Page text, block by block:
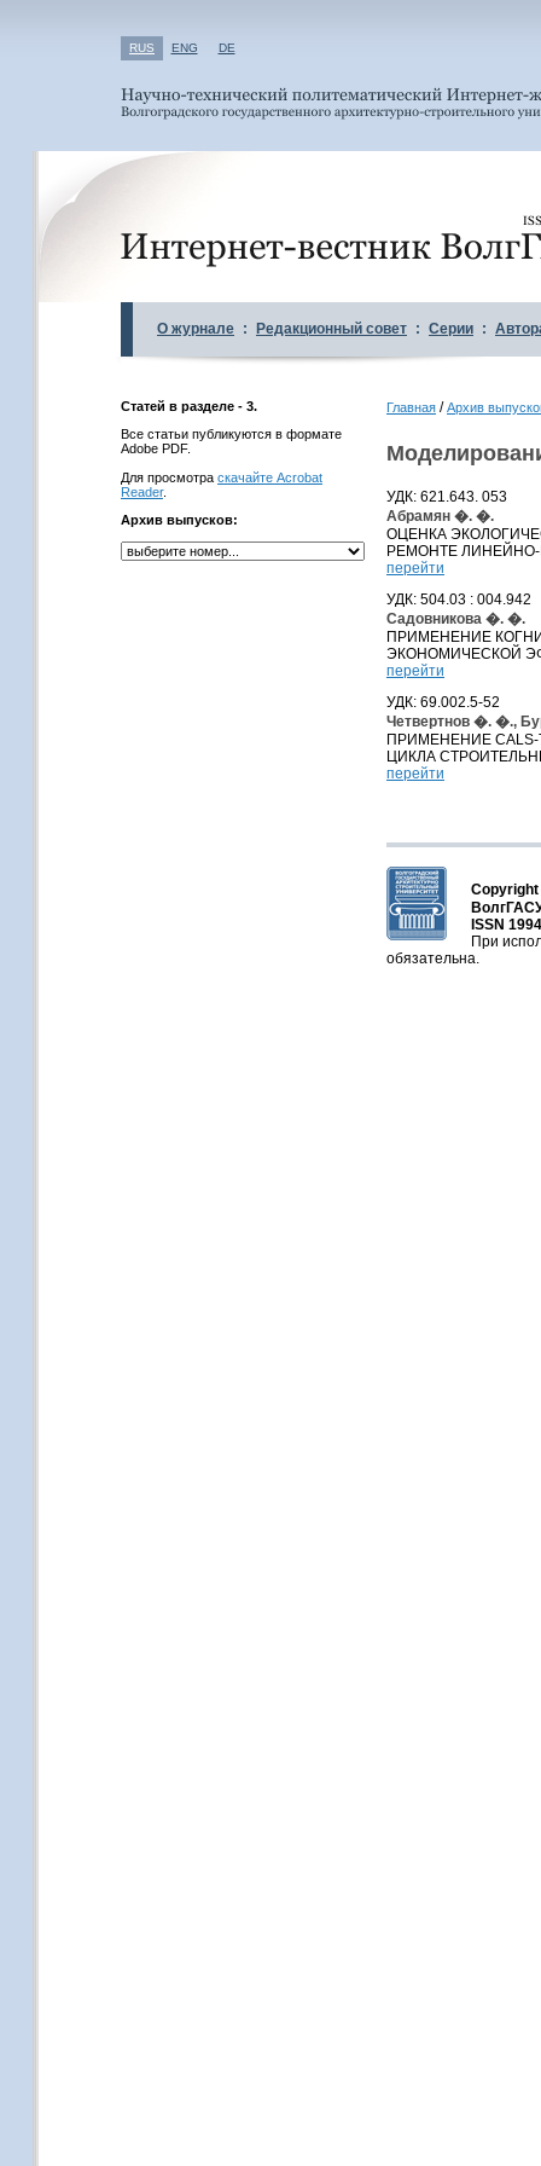
RUS ENG DE
О журнале : Редакционный совет : Серии :
Статей в разделе - 3.
Все статьи публикуются в формате
Adobe PDF.
Для просмотра скачайте Acrobat
Reader.
Архив выпусков:
Главная /Архив
УДК: 621.643. 053
Абрамян �. �.
ОЦЕНКА
РЕМОНТЕ
перейти
УДК: 504.03 : 004.942
Садовникова �. �.
ПРИМЕНЕНИЕ
ЭКОНОМИЧЕСКОЙ
перейти
УДК: 69.002.5-52
Четвертнов �. �.,
ПРИМЕНЕНИЕ
ЦИКЛА
перейти
Copyright
ISSN
При
обязательна.